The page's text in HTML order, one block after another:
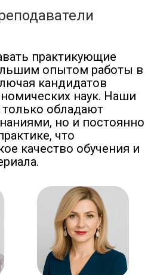
практикующие
опытом работы в
кандидатов
наук. Наши
только обладают
но и постоянно
что
качество обучения и